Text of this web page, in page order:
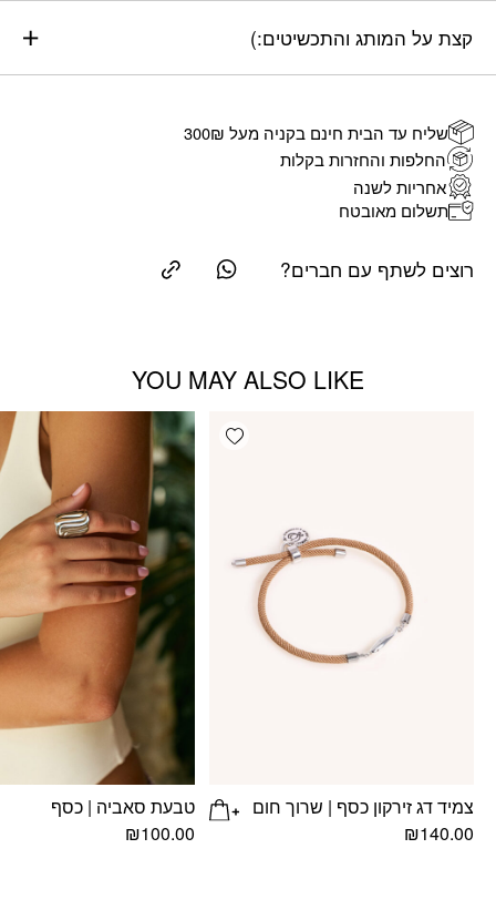
קצת על המותג והתכשיטים:)
שליח עד הבית חינם בקניה מעל 300₪
החלפות והחזרות בקלות
אחריות לשנה
תשלום מאובטח
רוצים לשתף עם חברים?
YOU MAY ALSO LIKE
Add wishlist
צמיד דג זירקון כסף | שרוך חום
₪140.00
טבעת סאביה | כסף
₪100.00